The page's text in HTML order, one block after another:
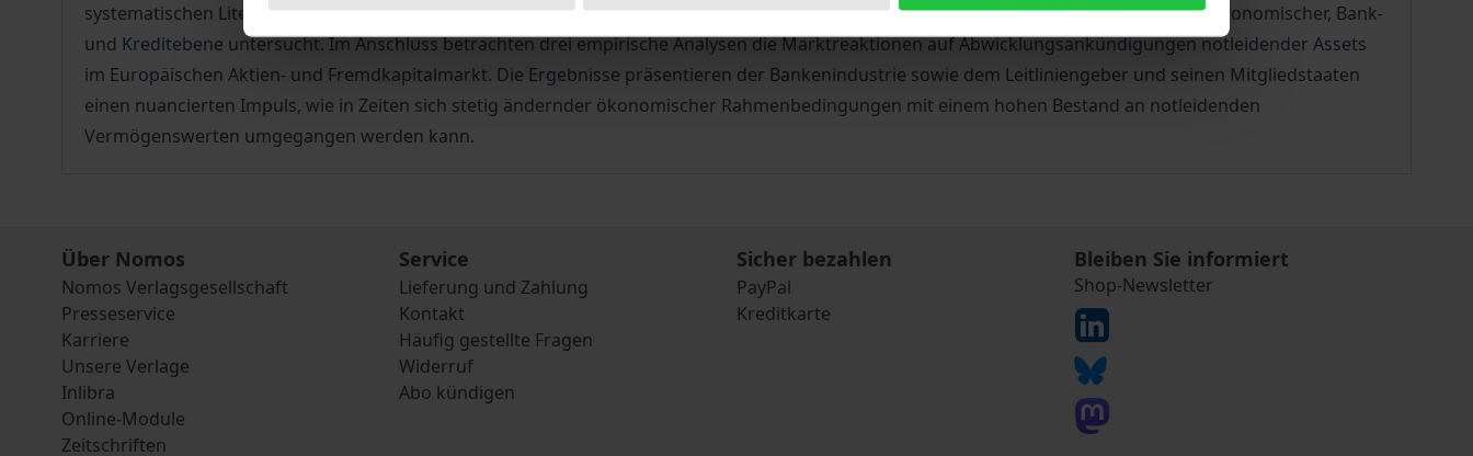
systematischen Literaturüberblicks werden zunächst die Determinanten der mit dem Terminus NPL beschriebenen Situation auf makroökonomischer, Bank-
und Kreditebene untersucht. Im Anschluss betrachten drei empirische Analysen die Marktreaktionen auf Abwicklungsankündigungen notleidender Assets
im Europäischen Aktien- und Fremdkapitalmarkt. Die Ergebnisse präsentieren der Bankenindustrie sowie dem Leitliniengeber und seinen Mitgliedstaaten
einen nuancierten Impuls, wie in Zeiten sich stetig ändernder ökonomischer Rahmenbedingungen mit einem hohen Bestand an notleidenden
Vermögenswerten umgegangen werden kann.
Über Nomos
Nomos Verlagsgesellschaft
Presseservice
Karriere
Unsere Verlage
Inlibra
Online-Module
Zeitschriften
Service
Lieferung und Zahlung
Kontakt
Häufig gestellte Fragen
Widerruf
Abo kündigen
Sicher bezahlen
PayPal
Kreditkarte
Bleiben Sie informiert
Shop-Newsletter